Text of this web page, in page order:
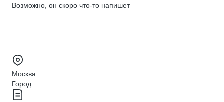
Возможно, он скоро что‑то напишет
Москва
Город